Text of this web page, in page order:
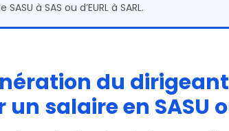
à SAS ou d’EURL à SARL.
du
salaire en SASU